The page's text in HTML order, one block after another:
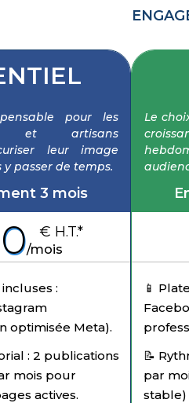
pour les
et artisans
leur image
passer de temps.
3 mois
€ H.T.*
/mois
:
optimisée Meta).
: 2 publications
mois pour
actives.
Le
📱
📝
par
stable)